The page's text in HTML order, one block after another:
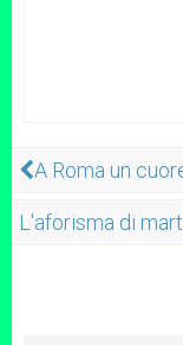
A Roma un
L'aforisma di